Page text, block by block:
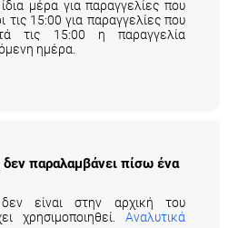
μέρα για παραγγελίες που
τις 15:00 για παραγγελίες που
τις 15:00 η παραγγελία
ημέρα.
δεν παραλαμβάνει πίσω ένα
είναι στην αρχική του
χρησιμοποιηθεί.
Αναλυτικά